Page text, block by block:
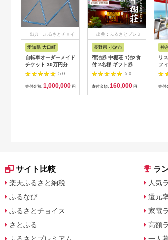
出典：ふるさとチョイ
愛知県 大口町
自転車オーダーメイド
チケット 30万円分
【1360365】
5.0
寄付金額: 1,000,000 円
出典：ふるさとプレミ
長野県 小諸市
宿泊券 中棚荘 1泊2食
付 2名様 ギフト券 チ
ケット 券 宿泊 旅行
5.0
寄付金額: 160,000 円
神
リ
フ
ィ
寄付
サイト比較
楽天ふるさと納税
ふるなび
ふるさとチョイス
さとふる
ふるさとプレミアム
ラ
人気
還元
家電
高額
一人